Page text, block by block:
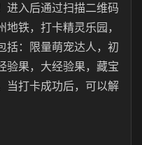
进入后通过扫描二维码
铁，打卡精灵乐园，
括：限量萌宠达人，初
验果，大经验果，藏宝
当打卡成功后，可以解